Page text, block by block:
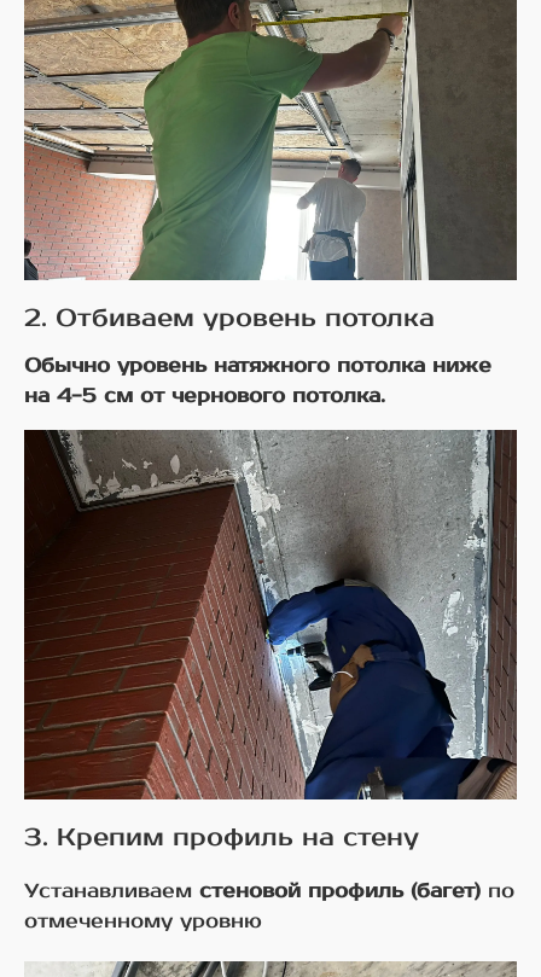
2. Отбиваем уровень потолка
Обычно уровень натяжного потолка ниже
на 4-5 см от чернового потолка.
3. Крепим профиль на стену
Устанавливаем стеновой профиль (багет) по
отмеченному уровню